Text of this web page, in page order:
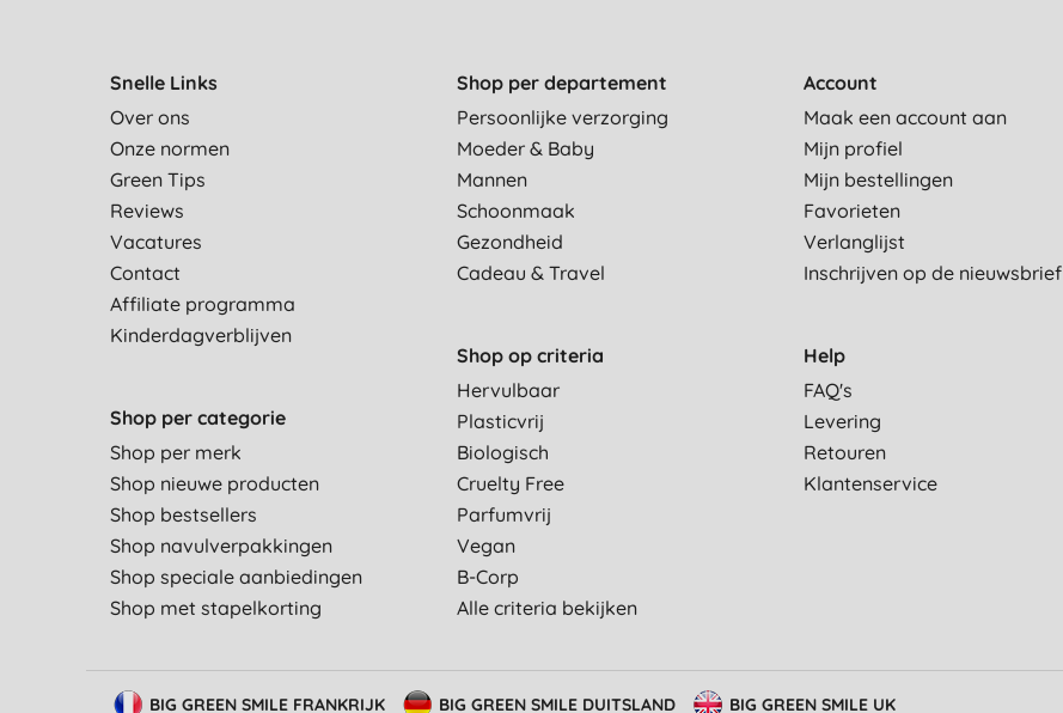
Snelle Links
Over ons
Onze normen
Green Tips
Reviews
Vacatures
Contact
Affiliate programma
Kinderdagverblijven
Shop per categorie
Shop per merk
Shop nieuwe producten
Shop bestsellers
Shop navulverpakkingen
Shop speciale aanbiedingen
Shop met stapelkorting
Shop per departement
Persoonlijke verzorging
Moeder & Baby
Mannen
Schoonmaak
Gezondheid
Cadeau & Travel
Shop op criteria
Hervulbaar
Plasticvrij
Biologisch
Cruelty Free
Parfumvrij
Vegan
B-Corp
Alle criteria bekijken
Account
Maak een account aan
Mijn profiel
Mijn bestellingen
Favorieten
Verlanglijst
Inschrijven op de nieuwsbrief
Help
FAQ's
Levering
Retouren
Klantenservice
BIG GREEN SMILE FRANKRIJK BIG GREEN SMILE DUITSLAND BIG GREEN SMILE UK